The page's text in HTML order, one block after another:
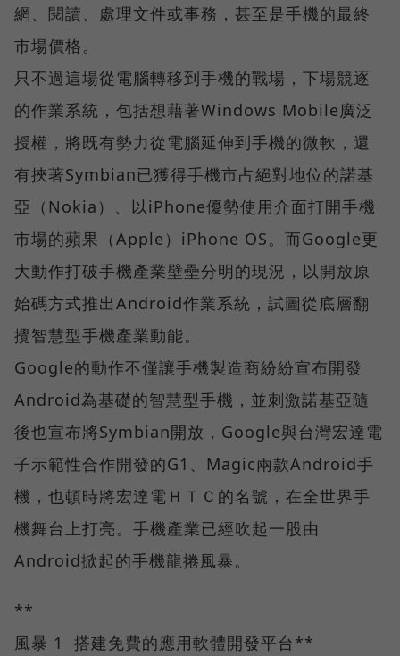
網、閱讀、處理文件或事務，甚至是手機的最終
市場價格。
只不過這場從電腦轉移到手機的戰場，下場競逐
的作業系統，包括想藉著Windows Mobile廣泛
授權，將既有勢力從電腦延伸到手機的微軟，還
有挾著Symbian已獲得手機市占絕對地位的諾基
亞（Nokia）、以iPhone優勢使用介面打開手機
市場的蘋果（Apple）iPhone OS。而Google更
大動作打破手機產業壁壘分明的現況，以開放原
始碼方式推出Android作業系統，試圖從底層翻
攪智慧型手機產業動能。
Google的動作不僅讓手機製造商紛紛宣布開發
Android為基礎的智慧型手機，並刺激諾基亞隨
後也宣布將Symbian開放，Google與台灣宏達電
子示範性合作開發的G1、Magic兩款Android手
機，也頓時將宏達電ＨＴＣ的名號，在全世界手
機舞台上打亮。手機產業已經吹起一股由
Android掀起的手機龍捲風暴。
**
風暴 1 搭建免費的應用軟體開發平台**